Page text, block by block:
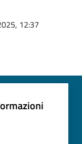
12:37